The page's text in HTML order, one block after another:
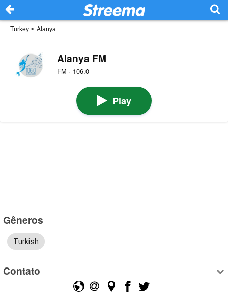
Turkey > Alanya
Alanya FM
FM · 106.0
Play
Gêneros
Turkish
Contato